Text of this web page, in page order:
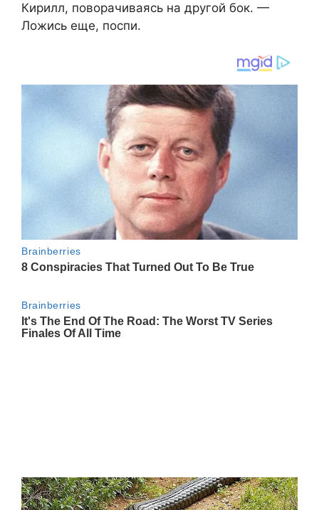
Кирилл, поворачиваясь на другой бок. —
Ложись еще, поспи.